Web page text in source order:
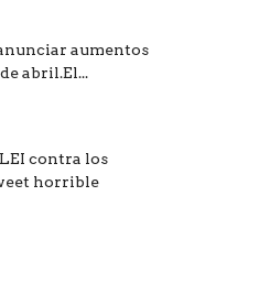
aumentos
abril.El...
contra los
horrible